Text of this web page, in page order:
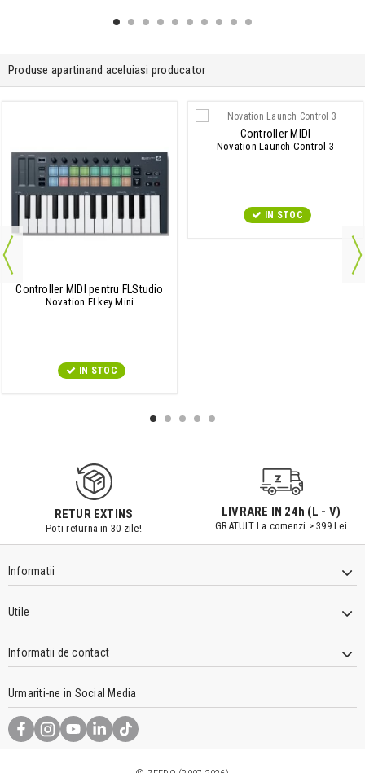
Produse apartinand aceluiasi producator
Controller MIDI pentru FLStudio
Novation FLkey Mini
IN STOC
Controller MIDI
Novation Launch Control 3
IN STOC
RETUR EXTINS
Poti returna in 30 zile!
LIVRARE IN 24h (L - V)
GRATUIT La comenzi > 399 Lei
Informatii
Utile
Informatii de contact
Urmariti-ne in Social Media